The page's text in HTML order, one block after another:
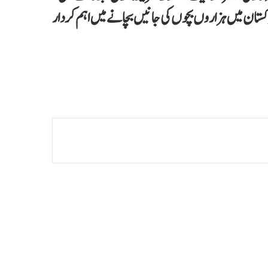
میں ہزاروں بچوں کی جانیں بچانے میں اہم کردار